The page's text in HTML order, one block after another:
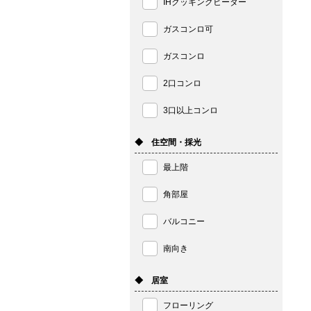
IHクッキングヒーター
ガスコンロ可
ガスコンロ
2口コンロ
3口以上コンロ
◆ 住空間・採光
最上階
角部屋
バルコニー
南向き
◆ 居室
フローリング